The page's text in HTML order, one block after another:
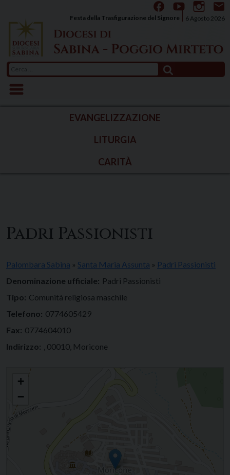
content
6 Agosto 2026
Festa della Trasfigurazione del Signore
per:
EVANGELIZZAZIONE
LITURGIA
CARITÀ
Padri Passionisti
Palombara Sabina » Santa Maria Assunta » Padri Passionisti
Denominazione ufficiale: Padri Passionisti
Tipo: Comunità religiosa maschile
Telefono: 0774605429
Fax: 0774604010
Indirizzo:
, 00010, Moricone
Padri Passionisti
+
−